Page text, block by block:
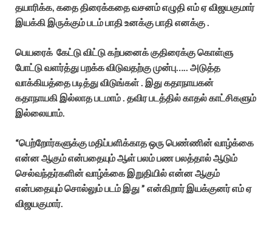
தயாரிக்க, கதை திரைக்கதை வசனம் எழுதி எம் ஏ விஜயகுமார்
இயக்கி இருக்கும் படம் பாதி உனக்கு பாதி எனக்கு .
பெயரைக் கேட்டு விட்டு கற்பனைக் குதிரைக்கு கொள்ளு
போட்டு வளர்த்து பறக்க விடுவதற்கு முன்பு….. அடுத்த
வாக்கியத்தை படித்து விடுங்கள் . இது கதாநாயகன்
கதாநாயகி இல்லாத படமாம் . தவிர படத்தில் காதல் காட்சிகளும்
இல்லையாம்.
“பெற்றோர்களுக்கு மதிப்பளிக்காத ஒரு பெண்ணின் வாழ்க்கை
என்ன ஆகும் என்பதையும் ஆள் பலம் பண பலத்தால் ஆடும்
செல்வந்தர்களின் வாழ்க்கை இறுதியில் என்ன ஆகும்
என்பதையும் சொல்லும் படம் இது ” என்கிறார் இயக்குனர் எம் ஏ
விஜயகுமார்.